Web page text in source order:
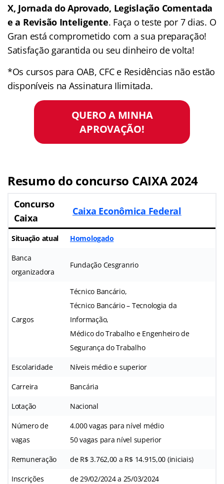
X, Jornada do Aprovado, Legislação Comentada
e a Revisão Inteligente. Faça o teste por 7 dias. O
Gran está comprometido com a sua preparação!
Satisfação garantida ou seu dinheiro de volta!
*Os cursos para OAB, CFC e Residências não estão
disponíveis na Assinatura Ilimitada.
QUERO A MINHA
APROVAÇÃO!
Resumo do concurso CAIXA 2024
Concurso
Caixa
Caixa Econômica Federal
Situação atual Homologado
Banca
organizadora
Fundação Cesgranrio
Cargos
Técnico Bancário,
Técnico Bancário – Tecnologia da
Informação,
Médico do Trabalho e Engenheiro de
Segurança do Trabalho
Escolaridade Níveis médio e superior
Carreira Bancária
Lotação Nacional
Número de
vagas
4.000 vagas para nível médio
50 vagas para nível superior
Remuneração de R$ 3.762,00 a R$ 14.915,00 (iniciais)
Inscrições de 29/02/2024 a 25/03/2024